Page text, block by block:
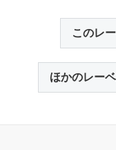
このレ
ほかのレー